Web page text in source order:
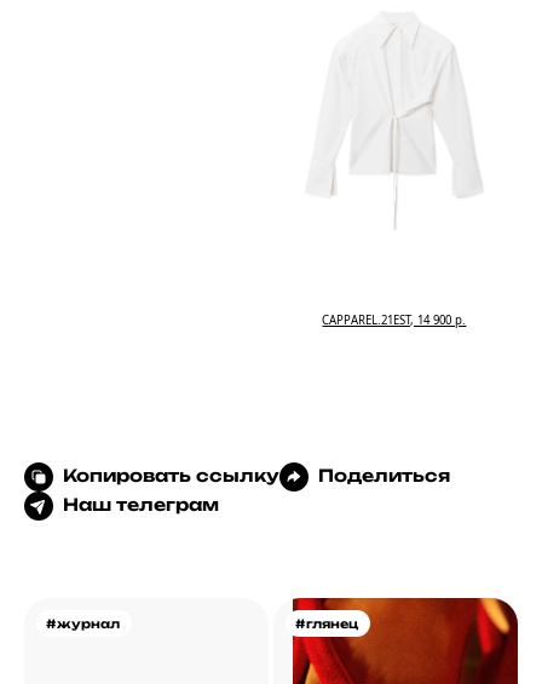
CAPPAREL.21EST, 14 900 р.
Копировать ссылку
Поделиться
Наш телеграм
#журнал #глянец